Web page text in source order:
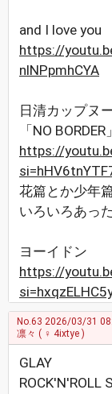
and I love you
https://
nlNPpmhCYA
日清カップヌ
「NO
https://
花篇とか少年
いろいろあっ
ヨーイドン
https://
No.63 2026/03/31
凛々 ( ♀ 4ixtye )
GLAY
ROCK'N'ROLL